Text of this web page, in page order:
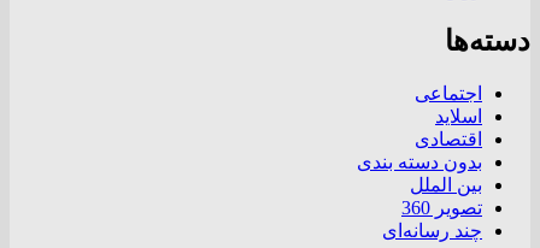
دسته‌ها
اجتماعی
اسلاید
اقتصادی
بدون دسته بندی
بین الملل
تصویر 360
چند رسانه‌ای